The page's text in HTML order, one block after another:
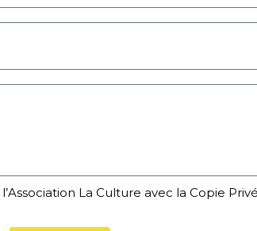
La Culture avec la Copie